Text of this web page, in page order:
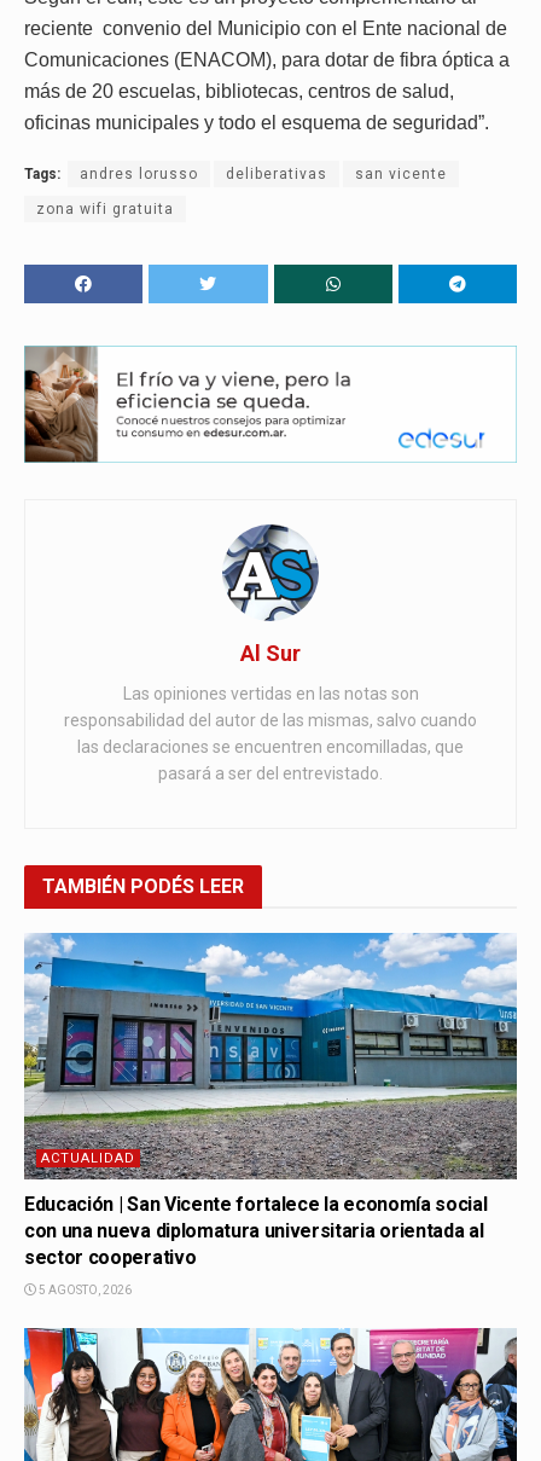
reciente convenio del Municipio con el Ente nacional de
Comunicaciones (ENACOM), para dotar de fibra óptica a
más de 20 escuelas, bibliotecas, centros de salud,
oficinas municipales y todo el esquema de seguridad”.
Tags: andres lorusso deliberativas san vicente
zona wifi gratuita
Al Sur
Las opiniones vertidas en las notas son
responsabilidad del autor de las mismas, salvo cuando
las declaraciones se encuentren encomilladas, que
pasará a ser del entrevistado.
TAMBIÉN PODÉS LEER
ACTUALIDAD
Educación | San Vicente fortalece la economía social
con una nueva diplomatura universitaria orientada al
sector cooperativo
5 AGOSTO, 2026